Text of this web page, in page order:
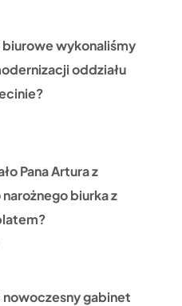
biurowe wykonaliśmy
oddziału
Pana Artura z
biurka z
nowoczesny gabinet